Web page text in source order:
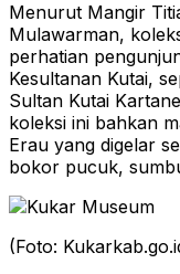
Menurut Mangir
Mulawarman,
perhatian
Kesultanan Kutai,
Sultan Kutai
koleksi ini bahkan
Erau yang digelar
bokor pucuk,
(Foto: